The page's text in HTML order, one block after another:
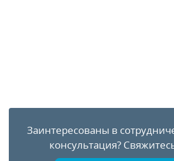
Заинтересованы в
консультация?